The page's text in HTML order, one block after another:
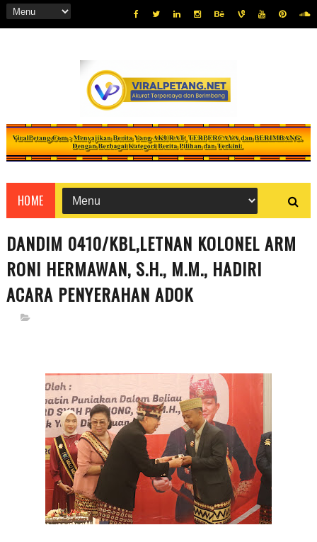
HOME
DANDIM 0410/KBL,LETNAN KOLONEL ARM
RONI HERMAWAN, S.H., M.M., HADIRI
ACARA PENYERAHAN ADOK